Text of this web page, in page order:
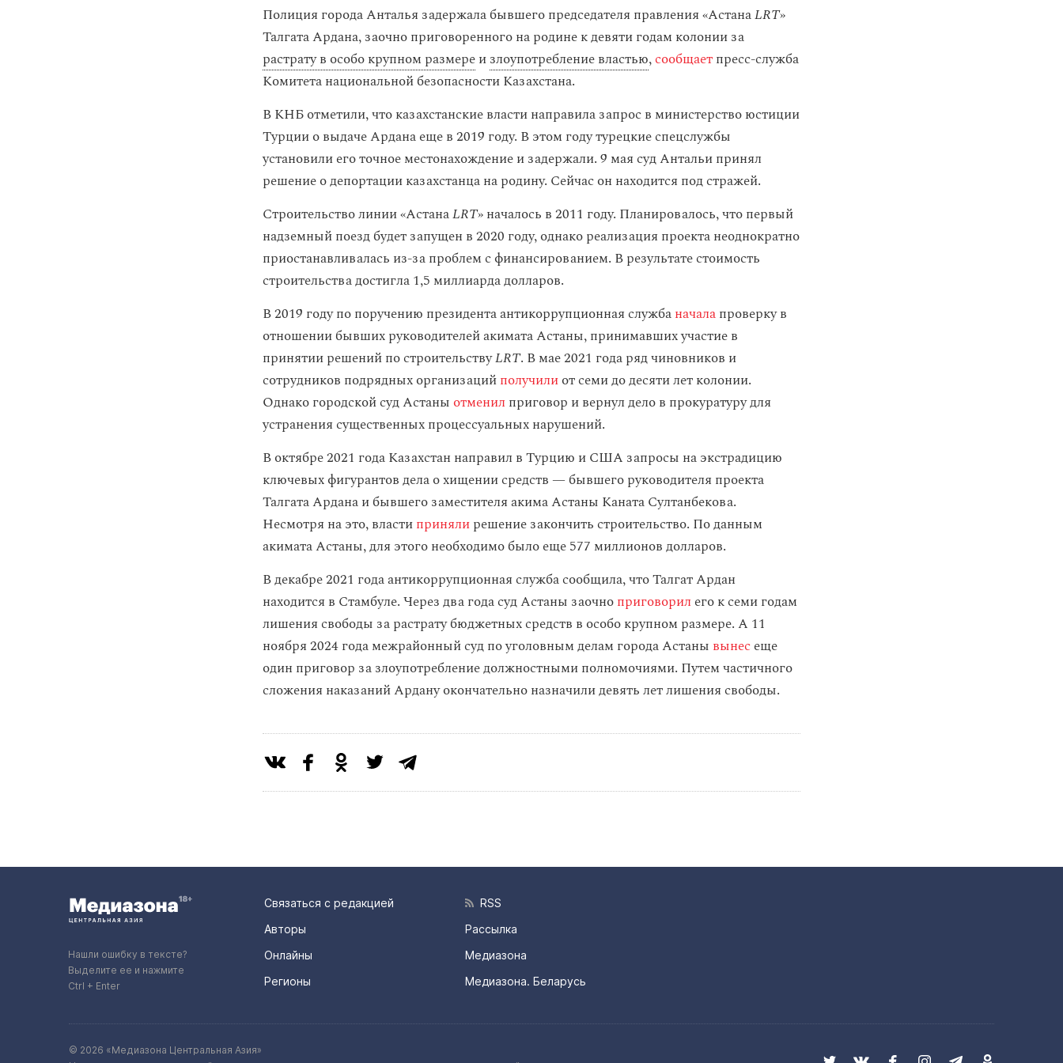
Полиция города Анталья задержала бывшего председателя правления «АстанаLRT»
Талгата Ардана, заочно приговоренного на родине к девяти годам колонии за
растрату в особо крупном размереизлоупотребление властью,сообщаетпресс-служба
Комитета национальной безопасности Казахстана.
В КНБ отметили, что казахстанские власти направила запрос в министерство юстиции
Турции о выдаче Ардана еще в 2019 году. В этом году турецкие спецслужбы
установили его точное местонахождение и задержали. 9 мая суд Антальи принял
решение о депортации казахстанца на родину. Сейчас он находится под стражей.
Строительство линии «АстанаLRT» началось в 2011 году. Планировалось, что первый
надземный поезд будет запущен в 2020 году, однако реализация проекта неоднократно
приостанавливалась из-за проблем с финансированием. В результате стоимость
строительства достигла 1,5 миллиарда долларов.
В 2019 году по поручению президента антикоррупционная службаначалапроверку в
отношении бывших руководителей акимата Астаны, принимавших участие в
принятии решений по строительствуLRT. В мае 2021 года ряд чиновников и
сотрудников подрядных организацийполучилиот семи до десяти лет колонии.
Однако городской суд Астаны отменил приговор и вернул дело в прокуратуру для
устранения существенных процессуальных нарушений.
В октябре 2021 года Казахстан направил в Турцию и США запросы на экстрадицию
ключевых фигурантов дела о хищении средств — бывшего руководителя проекта
Талгата Ардана и бывшего заместителя акима Астаны Каната Султанбекова.
Несмотря на это, властипринялирешение закончить строительство. По данным
акимата Астаны, для этого необходимо было еще 577 миллионов долларов.
В декабре 2021 года антикоррупционная служба сообщила, что Талгат Ардан
находится в Стамбуле. Через два года суд Астаны заочноприговорилего к семи годам
лишения свободы за растрату бюджетных средств в особо крупном размере. А 11
ноября 2024 года межрайонный суд по уголовным делам города Астаны вынесеще
один приговор за злоупотребление должностными полномочиями. Путем частичного
сложения наказаний Ардану окончательно назначили девять лет лишения свободы.
Нашли ошибку в тексте?
Выделите ее и нажмите
Ctrl + Enter
Связаться с редакцией
Авторы
Онлайны
Регионы
RSS
Рассылка
Медиазона
Медиазона. Беларусь
© 2026 «Медиазона Центральная Азия»